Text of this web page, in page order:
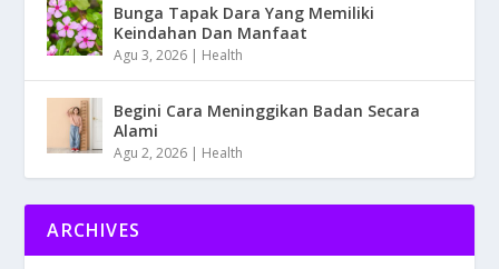
Bunga Tapak Dara Yang Memiliki
Keindahan Dan Manfaat
Agu 3, 2026 | Health
Begini Cara Meninggikan Badan Secara
Alami
Agu 2, 2026 | Health
ARCHIVES